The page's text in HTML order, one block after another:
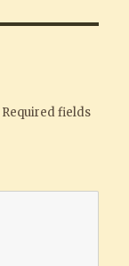
Required fields